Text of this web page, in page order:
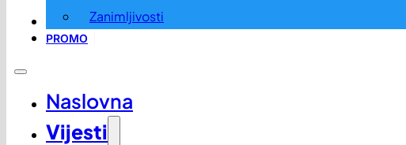
Zanimljivosti
OGLASI I KONKURSI
PROMO
Naslovna
Vijesti